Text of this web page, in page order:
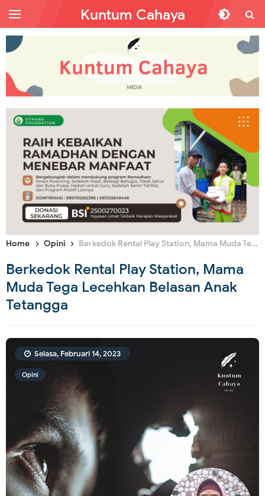
Kuntum Cahaya
Home Opini Berkedok Rental Play Station, Mama Muda Tega Lecehkan Belasan Anak Tetangga
Berkedok Rental Play Station, Mama
Muda Tega Lecehkan Belasan Anak
Tetangga
Opini
Selasa, Februari 14, 2023